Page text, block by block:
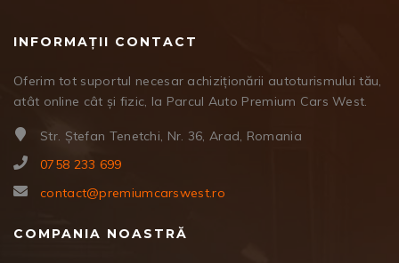
INFORMAȚII CONTACT
Oferim tot suportul necesar achiziționării autoturismului tău,
atât online cât și fizic, la Parcul Auto Premium Cars West.
Str. Ștefan Tenetchi, Nr. 36, Arad, Romania
0758 233 699
contact@premiumcarswest.ro
COMPANIA NOASTRĂ